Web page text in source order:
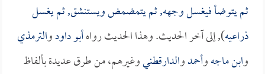
ثم يتوضأ فيغسل وجهه, ثم يتمضمض ويستنشق, ثم يغسل
ذراعيه), إلى آخر الحديث. وهذا الحديث رواهأبو داودوالترمذي
وابن ماجهوأحمدوالدارقطنيوغيرهم، من طرق عديدة بألفاظ